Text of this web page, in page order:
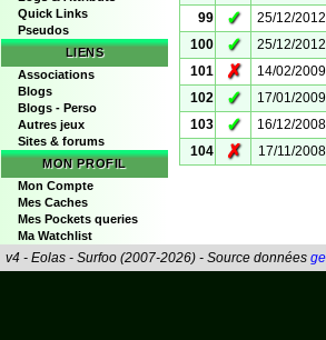
Quick Links
Pseudos
LIENS
Associations
Blogs
Blogs - Perso
Autres jeux
Sites & forums
MON PROFIL
Mon Compte
Mes Caches
Mes Pockets queries
Ma Watchlist
99
✓ 25/12/2012
100
✓ 25/12/2012
101
✗ 14/02/2009
102
✓ 17/01/2009
103
✓ 16/12/2008
104
✗ 17/11/2008
v4 - Eolas - Surfoo (2007-2026) - Source données